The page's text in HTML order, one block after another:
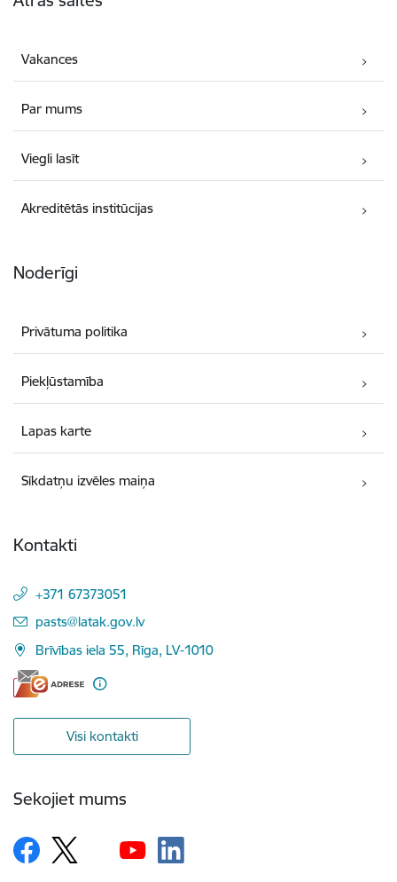
Vakances
Par mums
Viegli lasīt
Akreditētās institūcijas
Noderīgi
Privātuma politika
Piekļūstamība
Lapas karte
Sīkdatņu izvēles maiņa
Kontakti
+371 67373051
E-pasts:
pasts@latak.gov.lv
Brīvības iela 55, Rīga, LV-1010
Visi kontakti
Sekojiet mums